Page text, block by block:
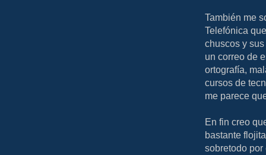
También me
Telefónica
chuscos y
un correo de
ortografía,
cursos de
me parece
En fin creo
bastante
sobretodo